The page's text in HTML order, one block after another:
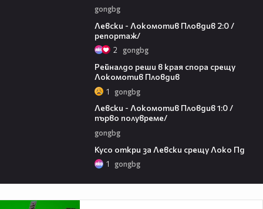
gongbg
Левски - Локомотив Пловдив 2:0 /
репортаж/
2 gongbg
Рейналдо реши в края спора срещу
Локомотив Пловдив
1 gongbg
Левски - Локомотив Пловдив 1:0 /
първо полувреме/
gongbg
Кусо откри за Левски срещу Локо Пд
1 gongbg